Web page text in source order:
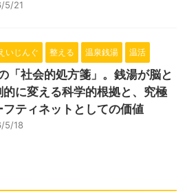
5/21
いじんぐ 整える 温泉銭湯 温活
「社会的処方箋」。銭湯が脳と
的に変える科学的根拠と、究極
フティネットとしての価値
5/18